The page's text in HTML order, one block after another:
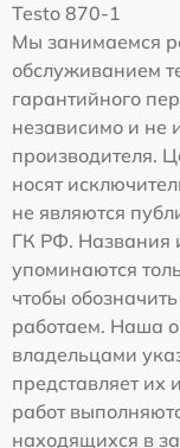
Testo 870-1
Мы занимаемся
обслуживанием
гарантийного
независимо и не
производителя.
носят
не являются
ГК РФ. Названия
упоминаются
чтобы
работаем. Наша
владельцами
представляет их
работ
находящихся в